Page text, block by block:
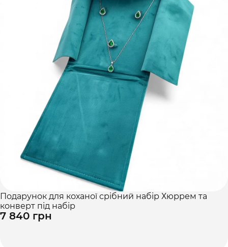
Оплата частинами Монобанк
Оплату можна розділити на 2 або 3 платежі. Без
додаткових комісій для покупців. Кількість платежів
обирається на кроці оплати в корзині.
3 місяці х250.00 ₴=750 ₴
Це ще не оформлення кредитного договору. Ви просто
переходите до наступного кроку.
Купити
Подарунок для коханої срібний набір Хюррем та
конверт під набір
7 840 грн